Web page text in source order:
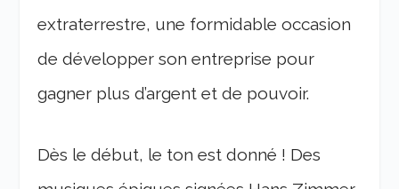
extraterrestre, une formidable occasion
de développer son entreprise pour
gagner plus d’argent et de pouvoir.
Dès le début, le ton est donné ! Des